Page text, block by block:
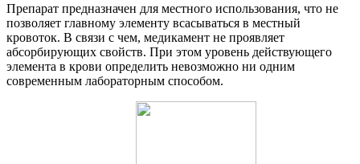
Препарат предназначен для местного использования, что не
позволяет главному элементу всасываться в местный
кровоток. В связи с чем, медикамент не проявляет
абсорбирующих свойств. При этом уровень действующего
элемента в крови определить невозможно ни одним
современным лабораторным способом.